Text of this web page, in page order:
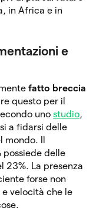
in Africa e in
e
fatto breccia
questo per il
uno studio,
a fidarsi delle
Il
possiede delle
23%. La presenza
forse non
velocità che le